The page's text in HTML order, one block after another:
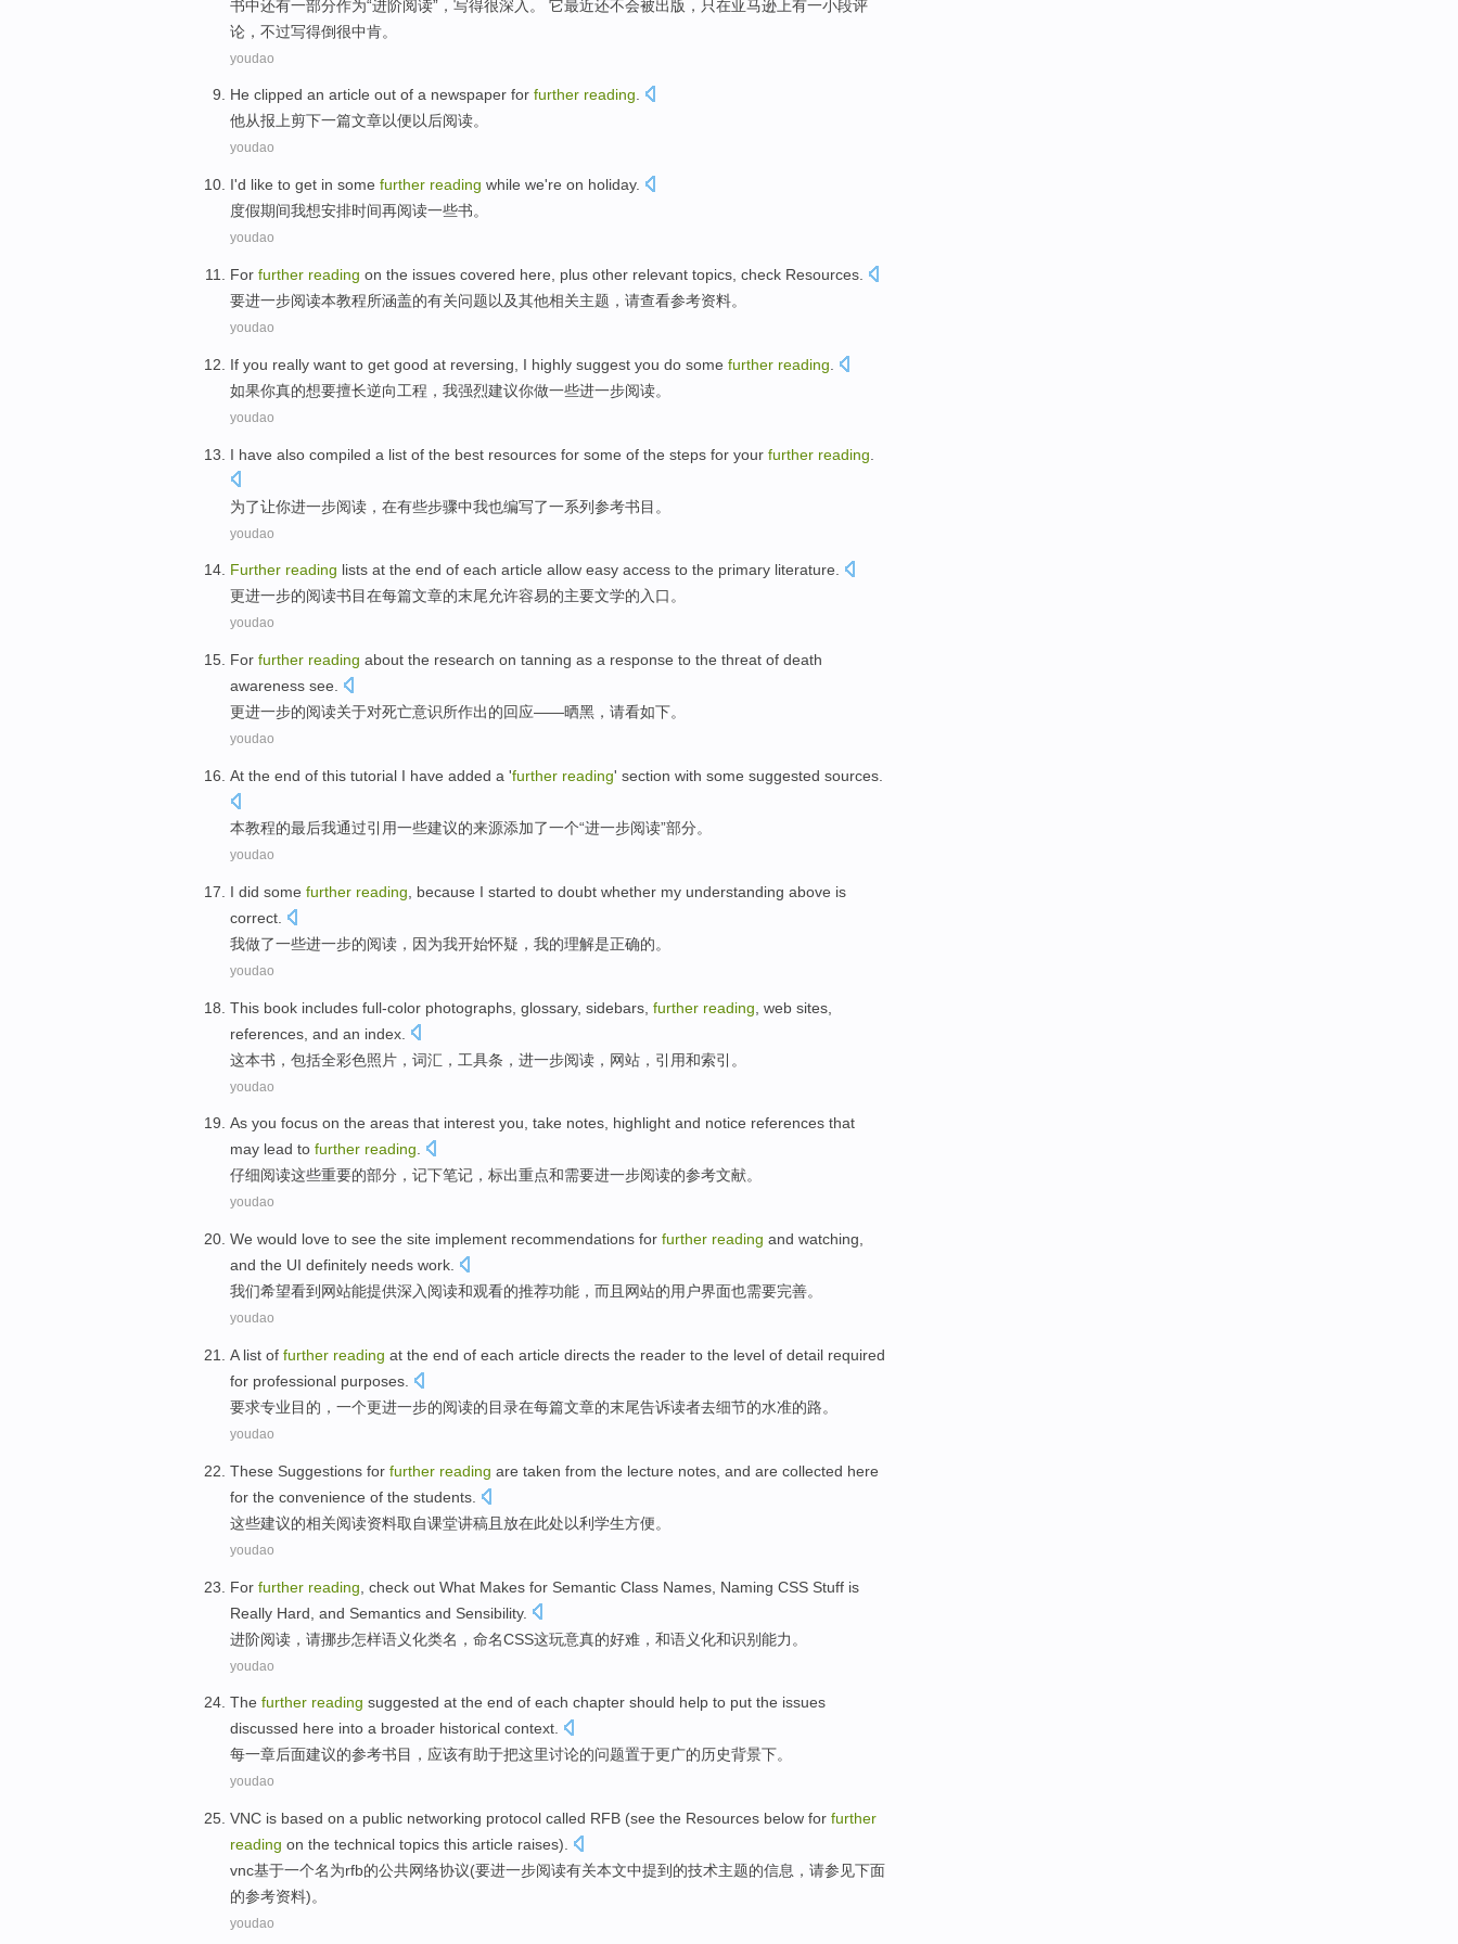
书中还有一部分作为“进阶阅读”，写得很深入 。 它最近还不会被出版，只在亚马逊上有一小段评
论，不过写得倒很中肯。
youdao
He clipped an article out of a newspaper for further reading.
他从报上剪下一篇文章以便以后阅读。
youdao
I'd like to get in some further reading while we're on holiday.
度假期间我想安排时间再阅读一些书。
youdao
For further reading on the issues covered here, plus other relevant topics check Resources
要进一步阅读本教程所涵盖的有关问题以及其他相关主题 ， 请查看参考资料。
youdao
If you really want to get good at reversing I highly suggest you do some further reading
如果你真的想要擅长逆向工程 ， 我强烈建议你做一些进一步阅读。
youdao
I have also compiled a list of the best resources for some of the steps for your further reading
为了让你进一步阅读 ， 在有些步骤中我也编写了一系列参考书目 。
youdao
Further reading lists at the end of each article allow easy access to the primary literature.
更进一步的阅读书目在每篇文章的末尾允许容易的主要文学的入口。
youdao
For further reading about the research on tanning as a response to the threat of death
awareness see.
更进一步的阅读关于对死亡意识所作出的回应——晒黑，请看如下。
youdao
At the end of this tutorial I have added a 'further reading' section with some suggested sources
本教程的最后我通过引用一些建议的来源添加了一个“进一步阅读”部分。
youdao
I did some further reading because I started to doubt whether my understanding above is
correct
我做了一些进一步的阅读 ， 因为我开始怀疑 ， 我的理解是正确的。
youdao
This book includes full-color photographs glossary, sidebars further reading web sites
references and an index
这本书， 包括全彩色照片 ， 词汇 ， 工具条 ， 进一步阅读 ， 网站 ， 引用和索引。
youdao
As you focus on the areas that interest you, take notes, highlight and notice references that
may lead to further reading.
仔细阅读这些重要的部分 ， 记下笔记， 标出重点和需要进一步阅读的参考文献。
youdao
We would love to see the site implement recommendations for further reading and watching
and the UI definitely needs work.
我们希望看到 网站能提供深入 阅读和观看的推荐功能， 而且 网站的用户界面也需要完善。
youdao
A list of further reading at the end of each article directs the reader to the level of detail required
for professional purposes
要求专业目的 ， 一个更进一步的阅读的目录在每篇文章的末尾告诉读者去细节的水准的路。
youdao
These Suggestions for further reading are taken from the lecture notes and are collected here
for the convenience of the students
这些建议的相关阅读资料取自课堂讲稿 且 放在此处以利 学生方便。
youdao
For further reading check out What Makes for Semantic Class Names Naming CSS Stuff is
Really Hard and Semantics and Sensibility.
进阶阅读 ， 请挪步怎样语义化类名 ， 命名CSS这玩意真的好难 ， 和语义化和识别能力。
youdao
The further reading suggested at the end of each chapter should help to put the issues
discussed here into a broader historical context.
每一章后面建议的参考书目 ， 应该有助于把这里讨论的问题置于更广的历史背景下。
youdao
VNC is based on a public networking protocol called RFB (see the Resources below for further
reading on the technical topics this article raises).
vnc基于一个名为rfb的公共网络协议(要进一步阅读有关本文中提到 的技术主题的信息， 请参见下面
的参考资料)。
youdao